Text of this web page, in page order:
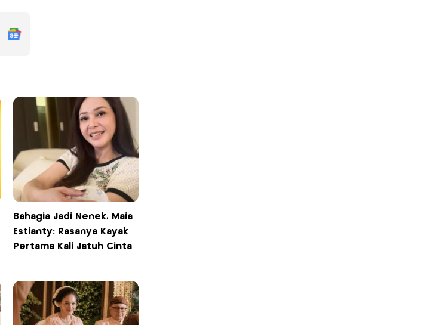
Bahagia Jadi Nenek, Maia
Estianty: Rasanya Kayak
Pertama Kali Jatuh Cinta